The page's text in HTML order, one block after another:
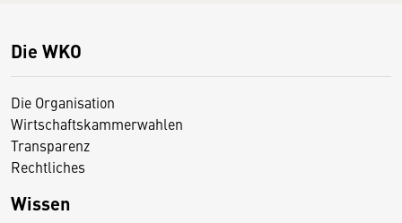
Die WKO
Die Organisation
Wirtschaftskammerwahlen
Transparenz
Rechtliches
Wissen